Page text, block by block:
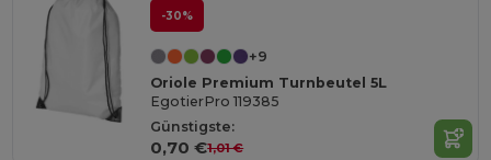
-30%
+9
Oriole Premium Turnbeutel 5L
EgotierPro 119385
Günstigste:
0,70 €1,01 €